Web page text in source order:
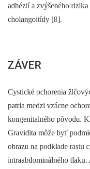
adhézií a zvýšeného rizika
cholangoitídy [8].
ZÁVER
Cystické ochorenia
patria medzi vzácne
kongenitalného pôvodu.
Gravidita môže byť
obrazu na podklade rastu
intraabdominálného